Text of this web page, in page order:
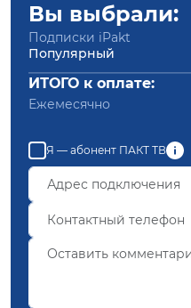
Вы выбрали:
Подписки iPakt
Популярный
ИТОГО к оплате:
Ежемесячно
Я — абонент ПАКТ ТВ